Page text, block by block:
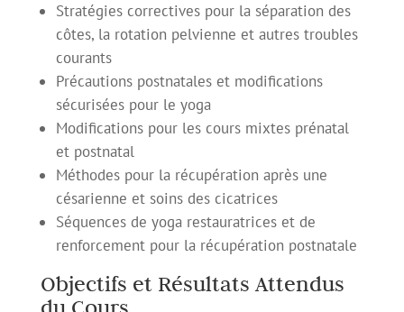
Stratégies correctives pour la séparation des
côtes, la rotation pelvienne et autres troubles
courants
Précautions postnatales et modifications
sécurisées pour le yoga
Modifications pour les cours mixtes prénatal
et postnatal
Méthodes pour la récupération après une
césarienne et soins des cicatrices
Séquences de yoga restauratrices et de
renforcement pour la récupération postnatale
Objectifs et Résultats Attendus